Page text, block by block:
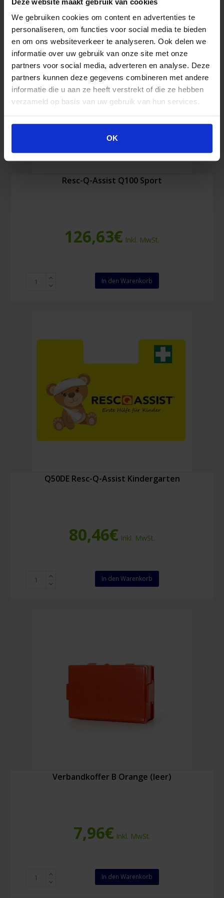
We gebruiken cookies om content en advertenties te
personaliseren, om functies voor social media te bieden
en om ons websiteverkeer te analyseren. Ook delen we
informatie over uw gebruik van onze site met onze
partners voor social media, adverteren en analyse. Deze
partners kunnen deze gegevens combineren met andere
informatie die u aan ze heeft verstrekt of die ze hebben
verzameld op basis van uw gebruik van hun services.
OK
Bus,
LKW)
Menge
Resc-Q-Assist Q100 Sport
126,63€ Inkl. MwSt.
In den Warenkorb
Q50DE Resc-Q-Assist Kindergarten
80,46€ Inkl. MwSt.
In den Warenkorb
Verbandkoffer B Orange (leer)
7,96€ Inkl. MwSt.
Verbandkoffer
In den Warenkorb